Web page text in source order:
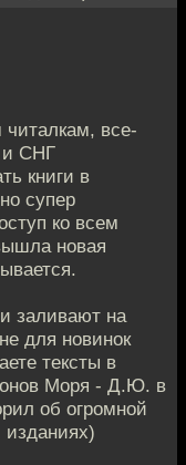
все-
и СНГ
книги в
супер
ко всем
новая
заливают на
для новинок
тексты в
Моря - Д.Ю. в
об огромной
изданиях)